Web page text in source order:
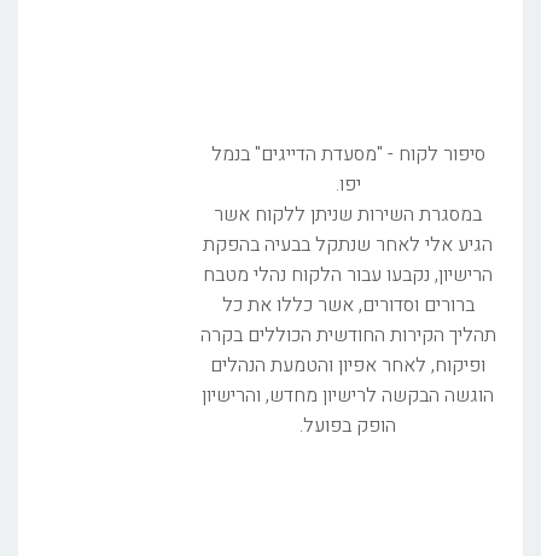
סיפור לקוח - "מסעדת הדייגים" בנמל
יפו.
במסגרת השירות שניתן ללקוח אשר
הגיע אלי לאחר שנתקל בבעיה בהפקת
הרישיון, נקבעו עבור הלקוח נהלי מטבח
ברורים וסדורים, אשר כללו את כל
תהליך הקירות החודשית הכוללים בקרה
ופיקוח, לאחר אפיון והטמעת הנהלים
הוגשה הבקשה לרישיון מחדש, והרישיון
הופק בפועל.